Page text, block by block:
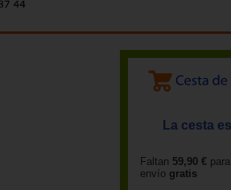
La cesta
Faltan 59,90 €
envío gratis